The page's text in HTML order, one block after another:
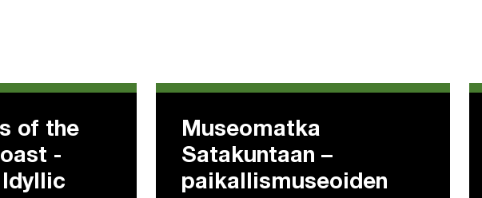
of the
-
Museomatka
Satakuntaan –
paikallismuseoiden